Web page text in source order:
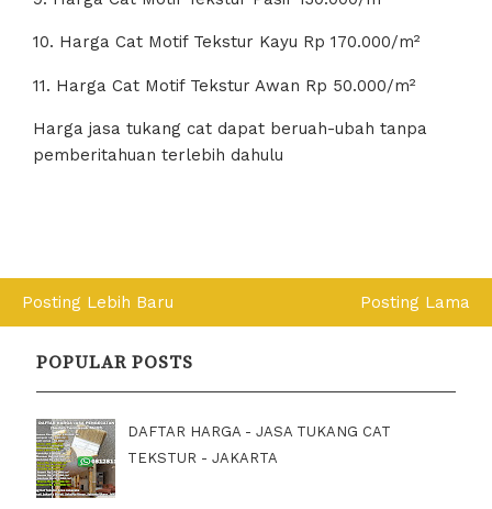
10. Harga Cat Motif Tekstur Kayu Rp 170.000/m²
11. Harga Cat Motif Tekstur Awan Rp 50.000/m²
Harga jasa tukang cat dapat beruah-ubah tanpa
pemberitahuan terlebih dahulu
Posting Lebih Baru Posting Lama
POPULAR POSTS
DAFTAR HARGA - JASA TUKANG CAT
TEKSTUR - JAKARTA